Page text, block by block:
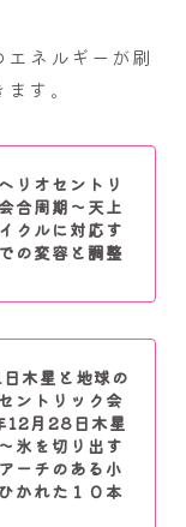
ネルギーが刷
す。
リオセントリ
合周期～天上
クルに対応す
の変容と調整
木星と地球の
ントリック会
12月28日木星
氷を切り出す
ーチのある小
かれた１０本